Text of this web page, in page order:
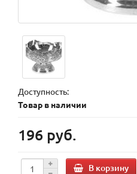
Доступность:
Товар в наличии
196 руб.
В корзину